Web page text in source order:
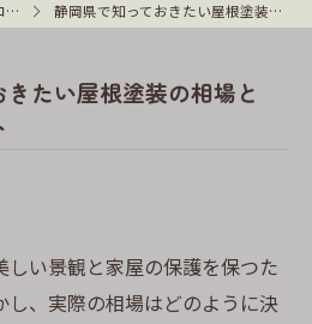
静岡県で知っておきたい屋根塗装の相場と選び方のポイント
たい屋根塗装の相場と
い景観と家屋の保護を保つた
し、実際の相場はどのように決